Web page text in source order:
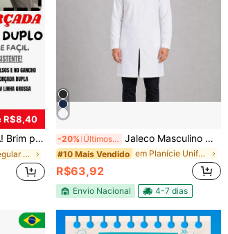
R$8,40
Ajuste Regular Nenhum Jardim
em Ajuste regular Uniformes masculinos, roupas de
-20% Últimos 2 dias Jaleco Masculino Oxford Manga Longa Slim Social Para Saúde Laboratório Clínicas
#10 Mais Vendido em Planície Uniformes masculinos, roupas de chef e
R$63,92
Envio Nacional 4-7 dias